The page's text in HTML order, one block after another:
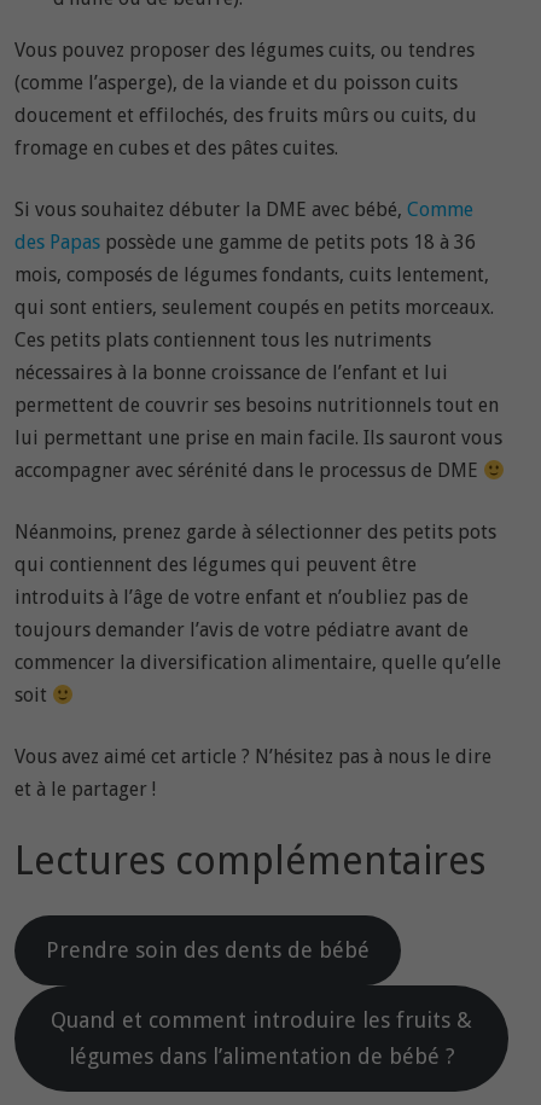
Vous pouvez proposer des légumes cuits, ou tendres
(comme l’asperge), de la viande et du poisson cuits
doucement et effilochés, des fruits mûrs ou cuits, du
fromage en cubes et des pâtes cuites.
Si vous souhaitez débuter la DME avec bébé,Comme
des Papas possède une gamme de petits pots 18 à 36
mois, composés de légumes fondants, cuits lentement,
qui sont entiers, seulement coupés en petits morceaux.
Ces petits plats contiennent tous les nutriments
nécessaires à la bonne croissance de l’enfant et lui
permettent de couvrir ses besoins nutritionnels tout en
lui permettant une prise en main facile. Ils sauront vous
accompagner avec sérénité dans le processus de DME
Néanmoins, prenez garde à sélectionner des petits pots
qui contiennent des légumes qui peuvent être
introduits à l’âge de votre enfant et n’oubliez pas de
toujours demander l’avis de votre pédiatre avant de
commencer la diversification alimentaire, quelle qu’elle
soit
Vous avez aimé cet article ? N’hésitez pas à nous le dire
et à le partager !
Lectures complémentaires
Prendre soin des dents de bébé
Quand et comment introduire les fruits &
légumes dans l’alimentation de bébé ?